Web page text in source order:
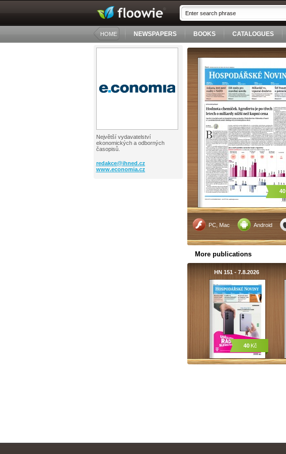
HOME NEWSPAPERS BOOKS CATALOGUES
Největší vydavatelství
ekonomických a odborných
časopisů.
redakce@ihned.cz
www.economia.cz
PC, Mac Android
40
More publications
HN 151 - 7.8.2026
40 Kč